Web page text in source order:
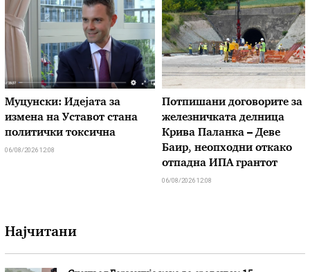
Муцунски: Идејата за
измена на Уставот стана
политички токсична
06/08/2026 12:08
Потпишани договорите за
железничката делница
Крива Паланка – Деве
Баир, неопходни откако
отпадна ИПА грантот
06/08/2026 12:08
Најчитани